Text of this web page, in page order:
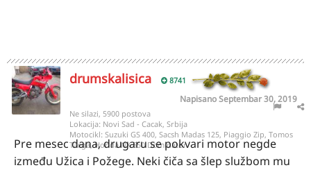
drumskalisica 8741
NapisanoSeptembar 30, 2019
Ne silazi, 5900 postova
Lokacija: Novi Sad - Cacak, Srbija
Motocikl: Suzuki GS 400, Sacsh Madas 125, Piaggio Zip, Tomos
Targa, Honda NX 650 Dominator
Pre mesec dana, drugaru se pokvari motor negde
između Užica i Požege. Neki čiča sa šlep službom mu